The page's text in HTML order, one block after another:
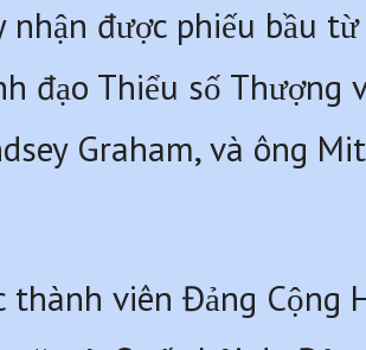
nhận được phiếu bầu
đạo Thiểu số Thượng
Graham, và ông
thành viên Đảng Cộng